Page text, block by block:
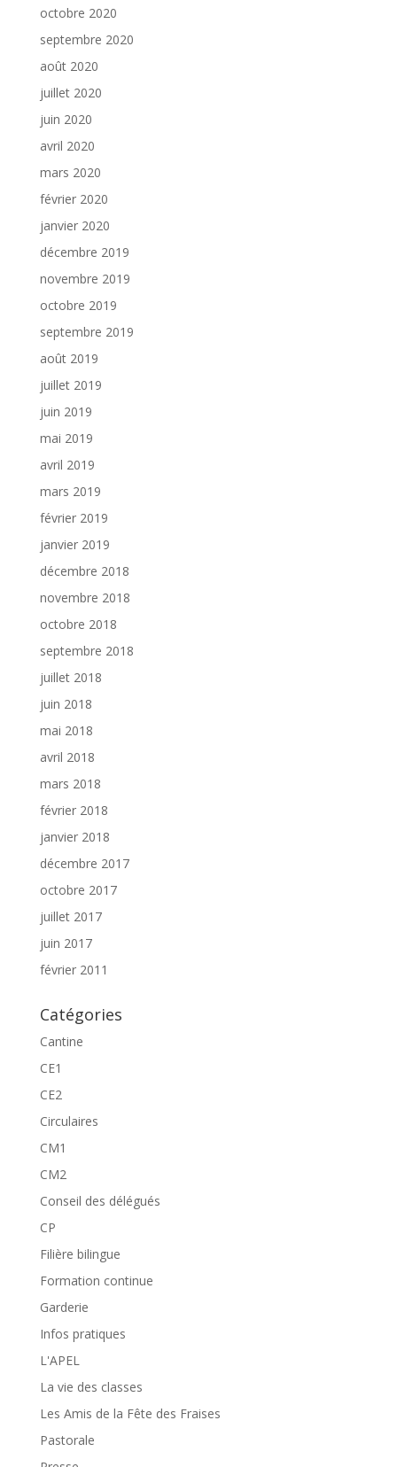
octobre 2020
septembre 2020
août 2020
juillet 2020
juin 2020
avril 2020
mars 2020
février 2020
janvier 2020
décembre 2019
novembre 2019
octobre 2019
septembre 2019
août 2019
juillet 2019
juin 2019
mai 2019
avril 2019
mars 2019
février 2019
janvier 2019
décembre 2018
novembre 2018
octobre 2018
septembre 2018
juillet 2018
juin 2018
mai 2018
avril 2018
mars 2018
février 2018
janvier 2018
décembre 2017
octobre 2017
juillet 2017
juin 2017
février 2011
Catégories
Cantine
CE1
CE2
Circulaires
CM1
CM2
Conseil des délégués
CP
Filière bilingue
Formation continue
Garderie
Infos pratiques
L'APEL
La vie des classes
Les Amis de la Fête des Fraises
Pastorale